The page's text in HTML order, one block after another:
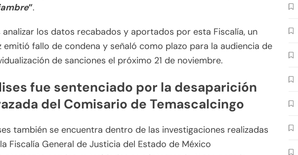
”.
analizar los datos recabados y aportados por esta Fiscalía, un
emitió fallo de condena y señaló como plazo para la audiencia de
de sanciones el próximo 21 de noviembre.
fue sentenciado por la desaparición
del Comisario de Temascalcingo
también se encuentra dentro de las investigaciones realizadas
Fiscalía General de Justicia del Estado de México